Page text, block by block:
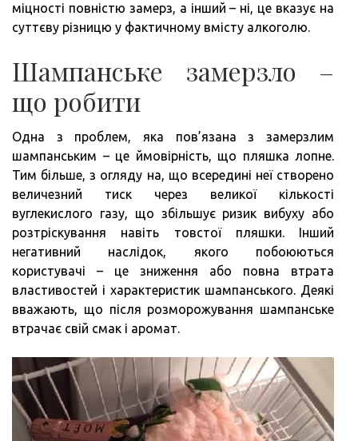
міцності повністю замерз, а інший – ні, це вказує на
суттєву різницю у фактичному вмісту алкоголю.
Шампанське замерзло –
що робити
Одна з проблем, яка пов’язана з замерзлим
шампанським – це ймовірність, що пляшка лопне.
Тим більше, з огляду на, що всередині неї створено
величезний тиск через великої кількості
вуглекислого газу, що збільшує ризик вибуху або
розтріскування навіть товстої пляшки. Інший
негативний наслідок, якого побоюються
користувачі – це зниження або повна втрата
властивостей і характеристик шампанського. Деякі
вважають, що після розморожування шампанське
втрачає свій смак і аромат.